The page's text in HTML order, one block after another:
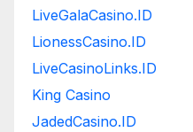
LiveGalaCasino.ID
LionessCasino.ID
LiveCasinoLinks.ID
King Casino
JadedCasino.ID